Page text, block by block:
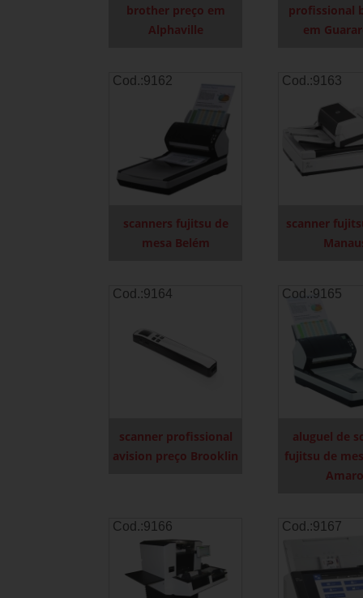
brother preço em
Alphaville
profissional
em
Cod.:9162
scanners fujitsu de
mesa Belém
Cod.:9163
scanner
Cod.:9164
scanner profissional
avision preço Brooklin
Cod.:9165
aluguel de
fujitsu de
Cod.:9166 Cod.:9167